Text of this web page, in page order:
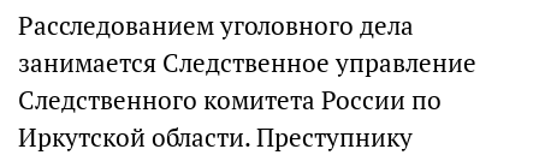
Расследованием уголовного дела
занимается Следственное управление
Следственного комитета России по
Иркутской области. Преступнику